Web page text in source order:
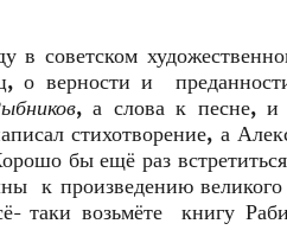
в советском
верности и
, а слова к песне,
стихотворение, а
бы ещё раз
к произведению
таки возьмёте книгу